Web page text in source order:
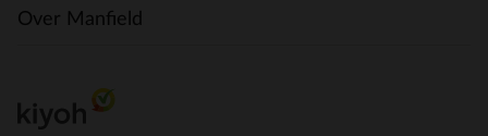
Over Manfield